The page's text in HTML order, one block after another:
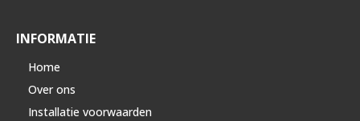
INFORMATIE
Home
Over ons
Installatie voorwaarden